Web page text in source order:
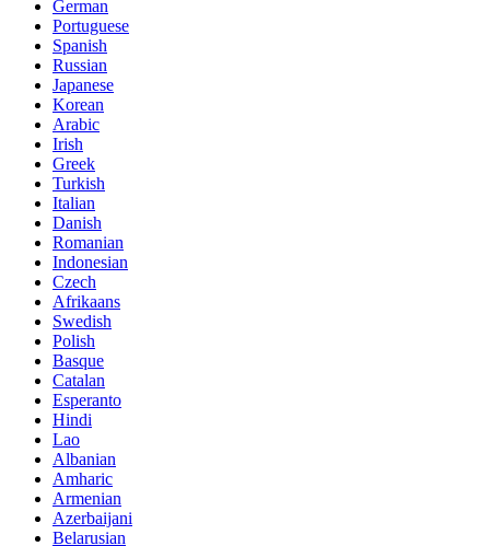
German
Portuguese
Spanish
Russian
Japanese
Korean
Arabic
Irish
Greek
Turkish
Italian
Danish
Romanian
Indonesian
Czech
Afrikaans
Swedish
Polish
Basque
Catalan
Esperanto
Hindi
Lao
Albanian
Amharic
Armenian
Azerbaijani
Belarusian